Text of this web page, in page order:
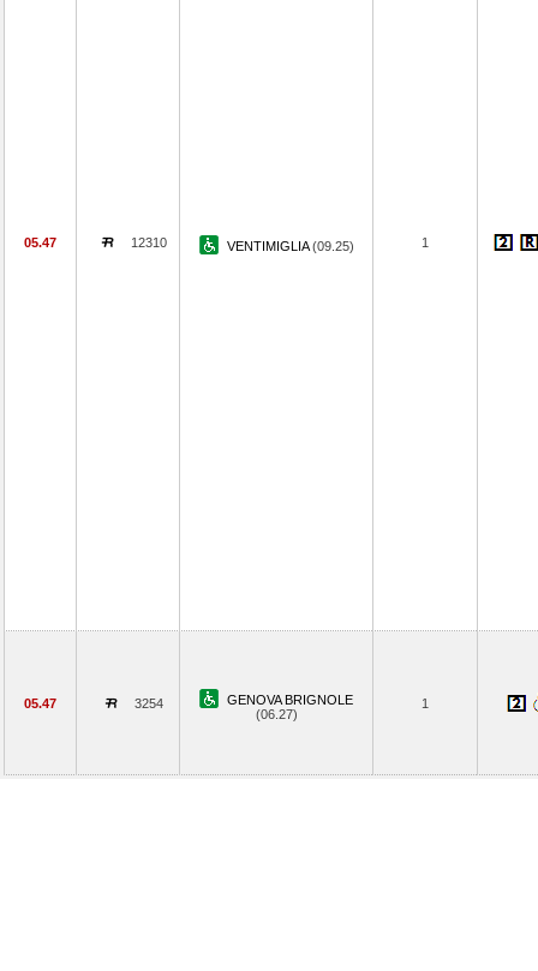
05.47 12310 VENTIMIGLIA(09.25) 1
05.47 3254
GENOVA BRIGNOLE
(06.27)
1